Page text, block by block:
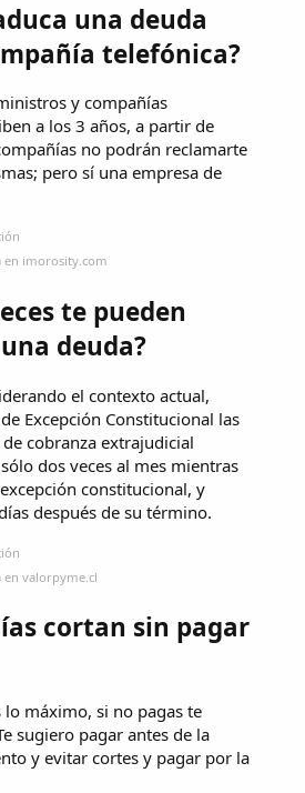
una deuda
telefónica?
y compañías
a los 3 años, a partir de
no podrán reclamarte
pero sí una empresa de
en imorosity.com
te pueden
deuda?
el contexto actual,
Excepción Constitucional las
cobranza extrajudicial
dos veces al mes mientras
constitucional, y
después de su término.
en valorpyme.cl
cortan sin pagar
lo máximo, si no pagas te
sugiero pagar antes de la
y evitar cortes y pagar por la